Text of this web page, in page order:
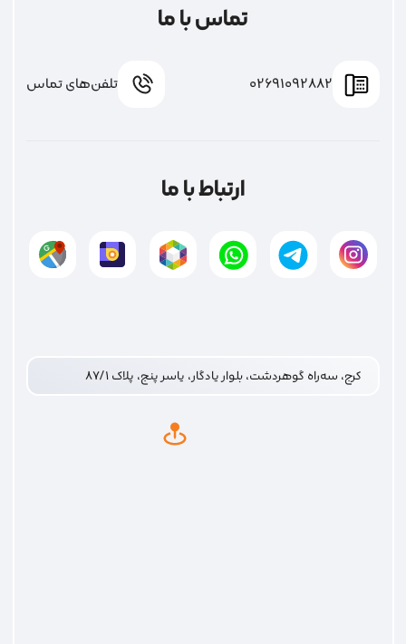
تماس با ما
02691092882 تلفن‌های تماس
ارتباط با ما
کرج، سه‌راه گوهردشت، بلوار یادگار، یاسر پنج، پلاک ۸۷/۱